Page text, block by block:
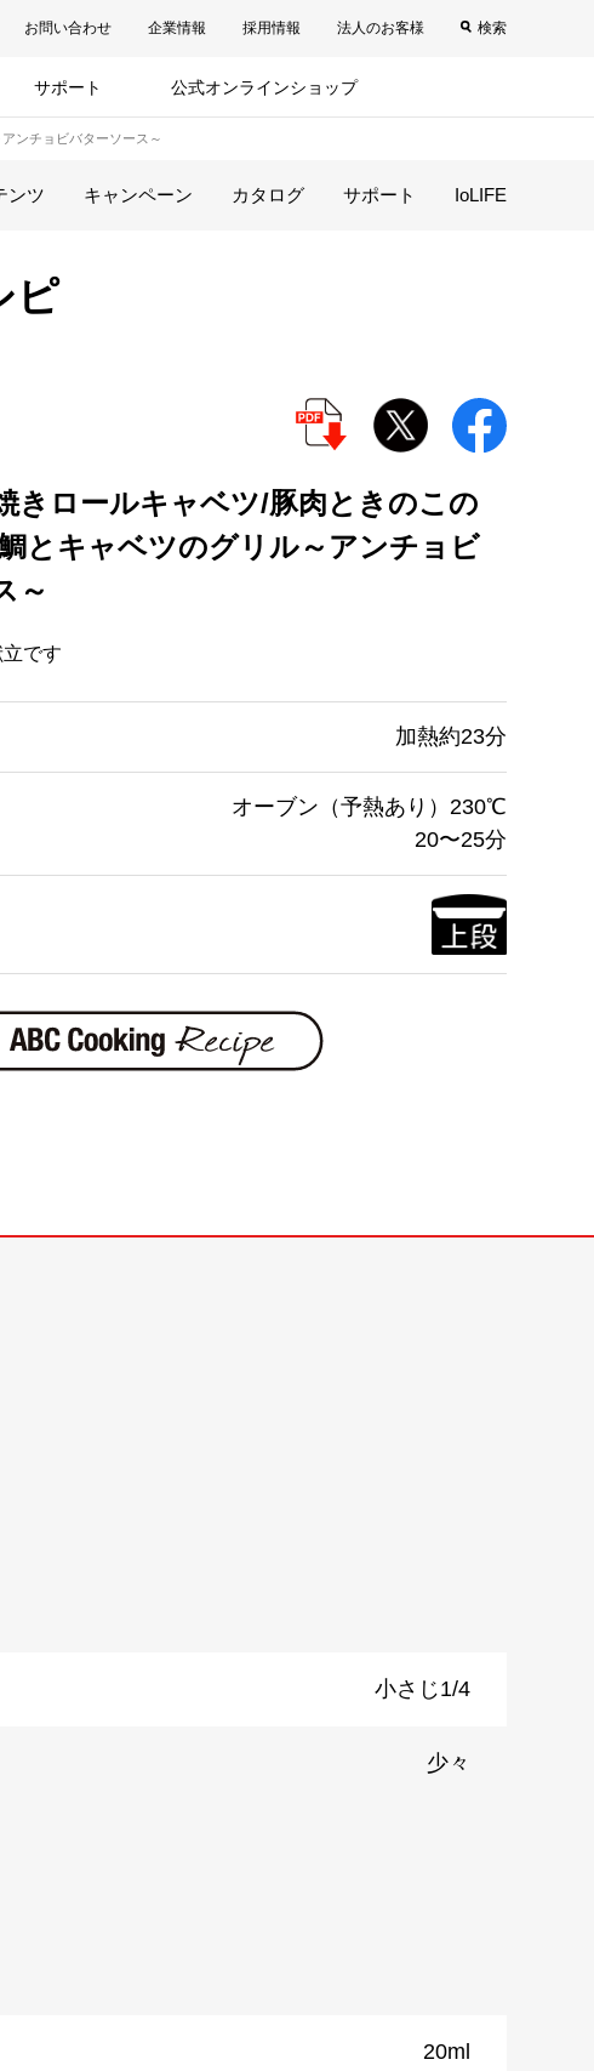
お問い合わせ 企業情報 採用情報 法人のお客様 検索
サポート 公式オンラインショップ
ンチョビバターソース～
ンツ キャンペーン カタログ サポート IoLIFE
ピ
きロールキャベツ/豚肉ときのこの
とキャベツのグリル～アンチョビ
～
です
加熱約23分
オーブン（予熱あり）230℃
20〜25分
小さじ1/4
少々
20ml